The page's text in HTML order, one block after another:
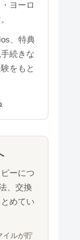
ヨーロ
、特典
続きな
をもと
ーにつ
、交換
めてい
イルが貯